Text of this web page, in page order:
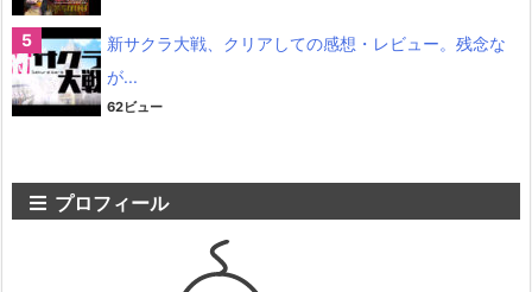
新サクラ大戦、クリアしての感想・レビュー。残念な
が...
62ビュー
プロフィール